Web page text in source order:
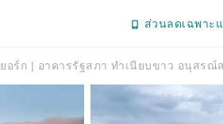
ส่วนลดเฉพาะ